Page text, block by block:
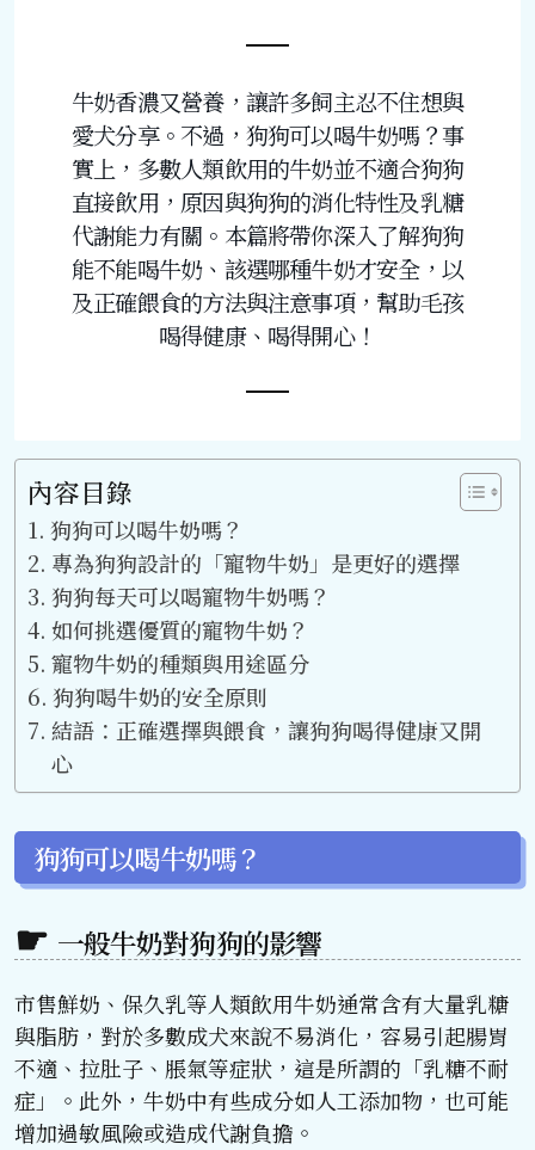
牛奶香濃又營養，讓許多飼主忍不住想與
愛犬分享。不過，狗狗可以喝牛奶嗎？事
實上，多數人類飲用的牛奶並不適合狗狗
直接飲用，原因與狗狗的消化特性及乳糖
代謝能力有關。本篇將帶你深入了解狗狗
能不能喝牛奶、該選哪種牛奶才安全，以
及正確餵食的方法與注意事項，幫助毛孩
喝得健康、喝得開心！
內容目錄
狗狗可以喝牛奶嗎？
專為狗狗設計的「寵物牛奶」是更好的選擇
狗狗每天可以喝寵物牛奶嗎？
如何挑選優質的寵物牛奶？
寵物牛奶的種類與用途區分
狗狗喝牛奶的安全原則
結語：正確選擇與餵食，讓狗狗喝得健康又開
心
狗狗可以喝牛奶嗎？
一般牛奶對狗狗的影響
市售鮮奶、保久乳等人類飲用牛奶通常含有大量乳糖
與脂肪，對於多數成犬來說不易消化，容易引起腸胃
不適、拉肚子、脹氣等症狀，這是所謂的「乳糖不耐
症」。此外，牛奶中有些成分如人工添加物，也可能
增加過敏風險或造成代謝負擔。